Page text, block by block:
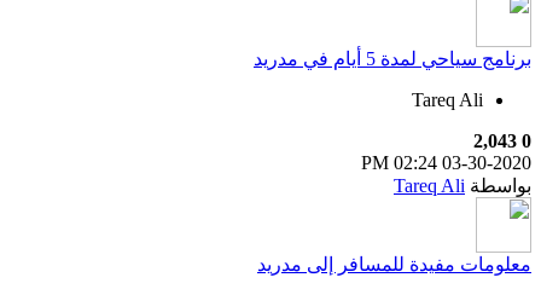
برنامج سياحي لمدة 5 أيام في مدريد
Tareq Ali
0
2,043
03-30-2020
02:24 PM
بواسطة Tareq Ali
معلومات مفيدة للمسافر إلى مدريد